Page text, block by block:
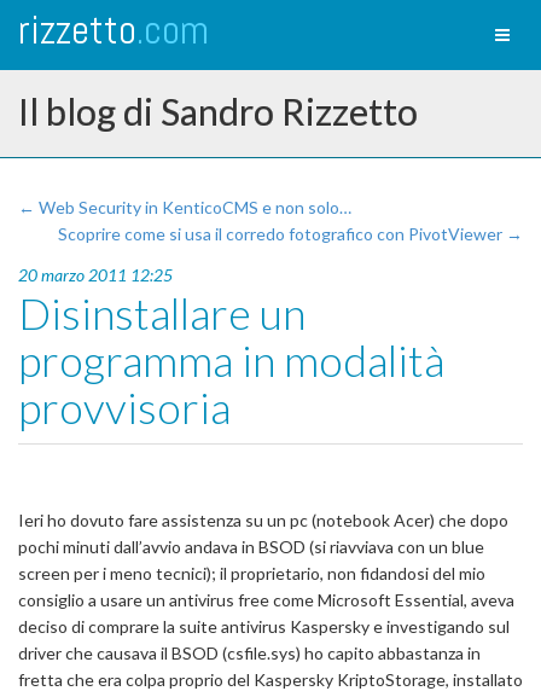
rizzetto.com
Il blog di Sandro Rizzetto
← Web Security in KenticoCMS e non solo…
Scoprire come si usa il corredo fotografico con PivotViewer →
20 marzo 2011 12:25
Disinstallare un
programma in modalità
provvisoria
Ieri ho dovuto fare assistenza su un pc (notebook Acer) che dopo
pochi minuti dall’avvio andava in BSOD (si riavviava con un blue
screen per i meno tecnici); il proprietario, non fidandosi del mio
consiglio a usare un antivirus free come Microsoft Essential, aveva
deciso di comprare la suite antivirus Kaspersky e investigando sul
driver che causava il BSOD (csfile.sys) ho capito abbastanza in
fretta che era colpa proprio del Kaspersky KriptoStorage, installato